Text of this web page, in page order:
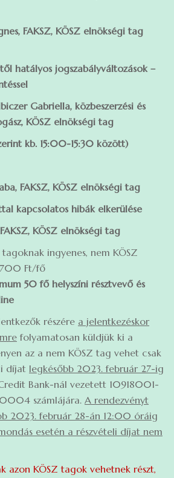
FAKSZ, KÖSZ elnökségi tag
hatályos jogszabályváltozások –
Gabriella, közbeszerzési és
KÖSZ elnökségi tag
kb. 15:00-15:30 között)
FAKSZ, KÖSZ elnökségi tag
kapcsolatos hibák elkerülése
KÖSZ elnökségi tag
tagoknak ingyenes, nem KÖSZ
700 Ft/fő
50 fő helyszíni résztvevő és
részére a jelentkezéskor
folyamatosan küldjük ki a
az a nem KÖSZ tag vehet csak
díjat legkésőbb 2023. február 27-ig
Bank-nál vezetett 10918001-
számlájára. A rendezvényt
2023. február 28-án 12:00 óráig
esetén a részvételi díjat nem
azon KÖSZ tagok vehetnek részt,